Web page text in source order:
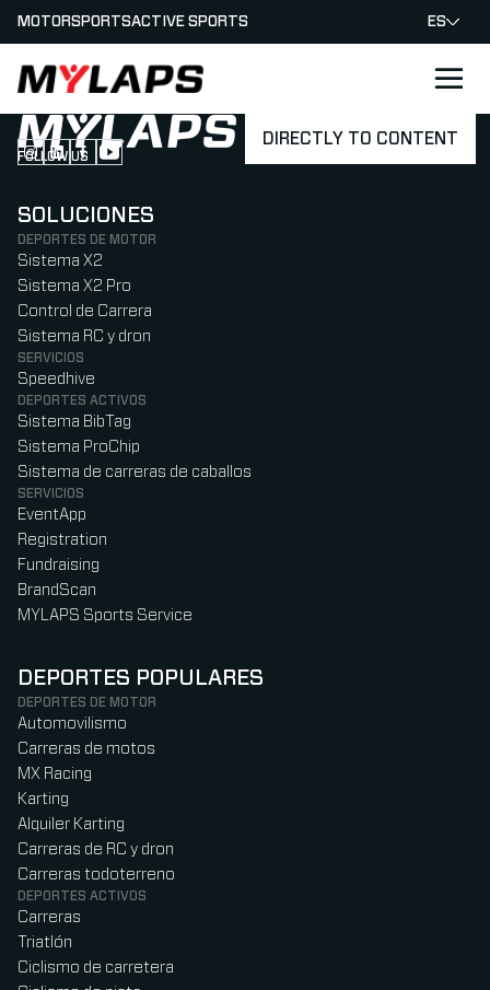
DIRECTLY TO CONTENT
LOGO MYLAPS - ESPANA
MOTORSPORTSACTIVE SPORTS ES
FOLLOW US
Follow us on Instagram (Opens in new tab)
Follow us on LinkedIn (Opens in new tab)
Follow us on Facebook (Opens in new tab)
Follow us on YouTube (Opens in new tab)
SOLUCIONES
DEPORTES DE MOTOR
Sistema X2
Sistema X2 Pro
Control de Carrera
Sistema RC y dron
SERVICIOS
Speedhive
DEPORTES ACTIVOS
Sistema BibTag
Sistema ProChip
Sistema de carreras de caballos
SERVICIOS
EventApp
Registration
Fundraising
BrandScan
MYLAPS Sports Service
DEPORTES POPULARES
DEPORTES DE MOTOR
Automovilismo
Carreras de motos
MX Racing
Karting
Alquiler Karting
Carreras de RC y dron
Carreras todoterreno
DEPORTES ACTIVOS
Carreras
Triatlón
Ciclismo de carretera